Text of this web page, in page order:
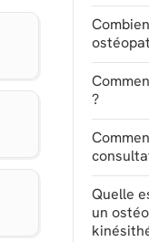
?
Quelle
un